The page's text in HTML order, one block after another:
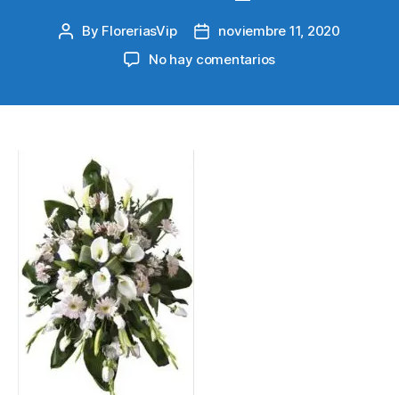
Post
By FloreriasVip
Postnoviembre 11, 2020
No hay comentariosen